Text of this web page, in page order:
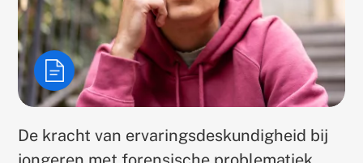
De kracht van ervaringsdeskundigheid bij